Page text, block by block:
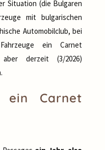
Situation (die Bulgaren
mit bulgarischen
Automobilclub, bei
ein Carnet
derzeit (3/2026)
Carnet